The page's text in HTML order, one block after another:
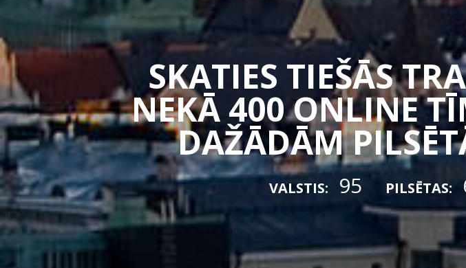
SKATIES TIEŠĀS
NEKĀ 400 ONLINE
DAŽĀDĀM
VALSTIS: 95 PILSĒTAS: